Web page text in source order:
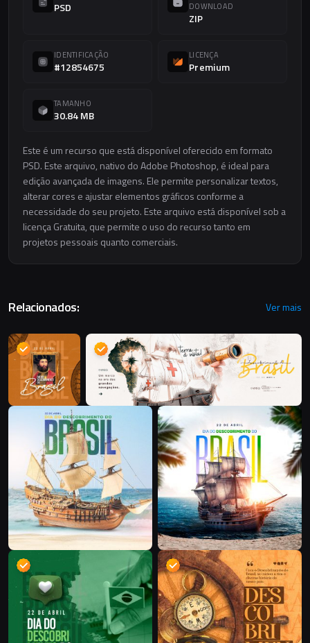
PSD
DOWNLOAD
ZIP
IDENTIFICAÇÃO
#12854675
LICENÇA
Premium
TAMANHO
30.84 MB
Este é um recurso que está disponível oferecido em formato
PSD. Este arquivo, nativo do Adobe Photoshop, é ideal para
edição avançada de imagens. Ele permite personalizar textos,
alterar cores e ajustar elementos gráficos conforme a
necessidade do seu projeto. Este arquivo está disponível sob a
licença Gratuita, que permite o uso do recurso tanto em
projetos pessoais quanto comerciais.
Relacionados: Ver mais